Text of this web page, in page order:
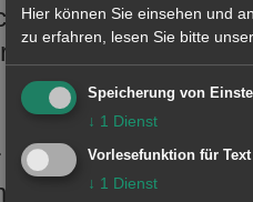
Materialität,
ist als
Hier können Sie einsehen und
zu erfahren, lesen Sie bitte
Speicherung von
↓ 1 Dienst
Vorlesefunktion für Text
↓ 1 Dienst